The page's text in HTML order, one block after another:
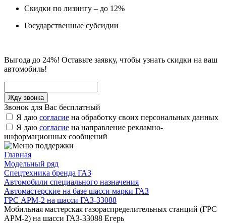
Скидки по лизингу – до 12%
Государственные субсидии
Выгода до 24%! Оставьте заявку, чтобы узнать скидки на ваш
автомобиль!
Звонок для Вас бесплатный
Я даю согласие на обработку своих персональных данных
Я даю согласие на направление рекламно-
информационных сообщений
Главная
Модельный ряд
Спецтехника бренда ГАЗ
Автомобили специального назначения
Автомастерские на базе шасси марки ГАЗ
ГРС АРМ-2 на шасси ГАЗ-33088
Мобильная мастерская газораспределительных станций (ГРС
АРМ-2) на шасси ГАЗ-33088 Егерь